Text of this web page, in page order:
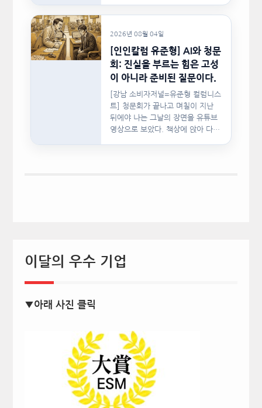
2026년 08월 04일
[인인칼럼 유준형] AI와 청문
회: 진실을 부르는 힘은 고성
이 아니라 준비된 질문이다.
[강남 소비자저널=유준형 컬럼니스
트] 청문회가 끝나고 며칠이 지난
뒤에야 나는 그날의 장면을 유튜브
영상으로 보았다. 책상에 앉아 다른
이달의 우수 기업
▼아래 사진 클릭